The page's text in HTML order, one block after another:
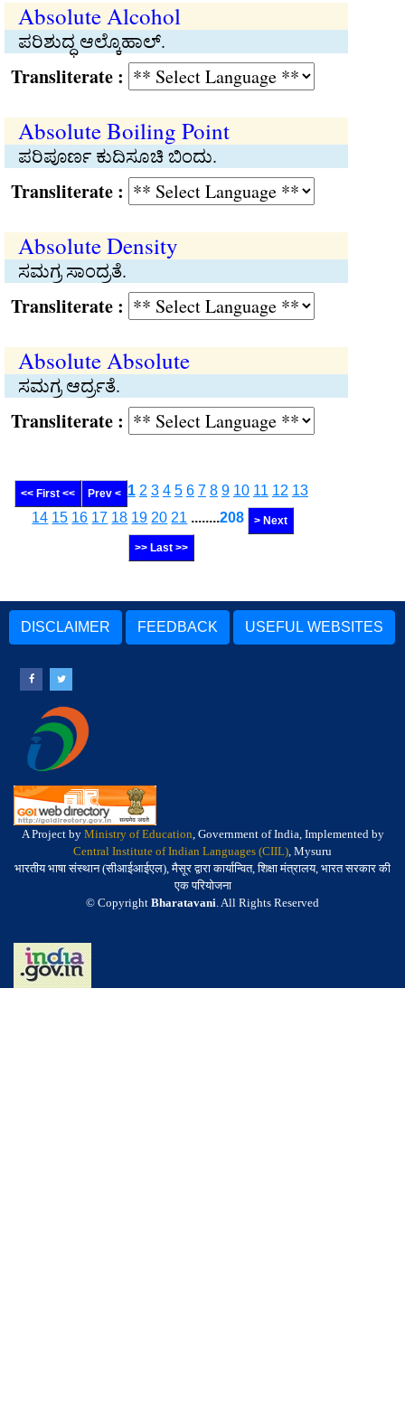
Absolute Alcohol
ಪರಿಶುದ್ಧ ಆಲ್ಕೊಹಾಲ್.
:
Absolute Boiling Point
ಪರಿಪೂರ್ಣ ಕುದಿಸೂಚಿ ಬಿಂದು.
:
Absolute Density
ಸಮಗ್ರ ಸಾಂದ್ರತೆ.
:
Absolute Absolute
ಸಮಗ್ರ ಆರ್ದ್ರತೆ.
:
<< First << Prev < 1 2 3 4 5 6 7 8 9 10 11 12 13
14 15 16 17 18 19 20 21 ........208 > Next
>> Last >>
DISCLAIMER FEEDBACK USEFUL WEBSITES
A Project by Ministry of Education, Government of India, Implemented by
Central Institute of Indian Languages (CIIL), Mysuru
भारतीय भाषा संस्थान (सीआईआईएल), मैसूर द्वारा कार्यान्वित, शिक्षा मंत्रालय, भारत सरकार की
एक परियोजना
© Copyright Bharatavani. All Rights Reserved